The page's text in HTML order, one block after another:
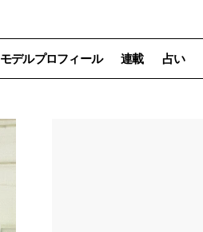
モデルプロフィール 連載 占い